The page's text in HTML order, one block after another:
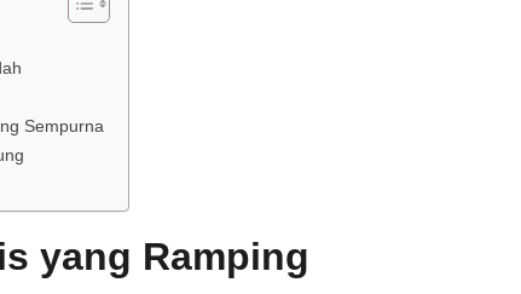
Sempurna
yang Ramping